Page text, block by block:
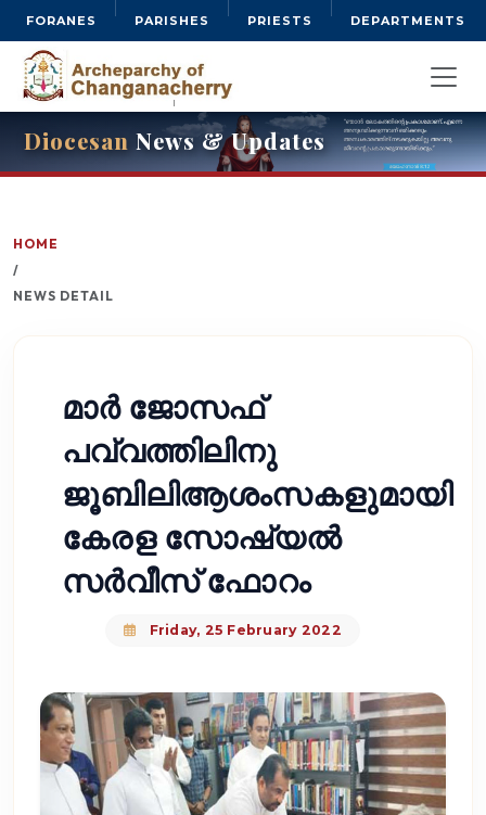
FORANES PARISHES PRIESTS DEPARTMENTS
Diocesan News & Updates
HOME
/
NEWS DETAIL
മാർ ജോസഫ്
പവ്വത്തിലിനു
ജൂബിലിആശംസകളുമായി
കേരള സോഷ്യൽ
സർവീസ് ഫോറം
Friday, 25 February 2022